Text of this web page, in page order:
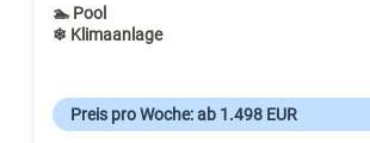
🏊 Pool
❄ Klimaanlage
Preis pro Woche: ab 1.498 EUR